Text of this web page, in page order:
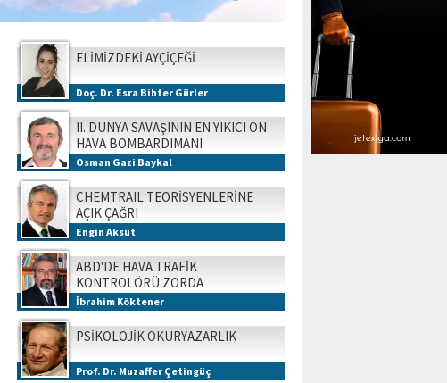
ELİMİZDEKİ AYÇİÇEĞİ
Doç. Dr. Esra Bihter Gürler
II. DÜNYA SAVAŞININ EN YIKICI ON
HAVA BOMBARDIMANI
Osman Gazi Baykal
CHEMTRAIL TEORİSYENLERİNE
AÇIK ÇAĞRI
Engin Aksüt
ABD'DE HAVA TRAFİK
KONTROLÖRÜ ZORDA
İbrahim Köktener
PSİKOLOJİK OKURYAZARLIK
Prof. Dr. Muzaffer Çetingüç